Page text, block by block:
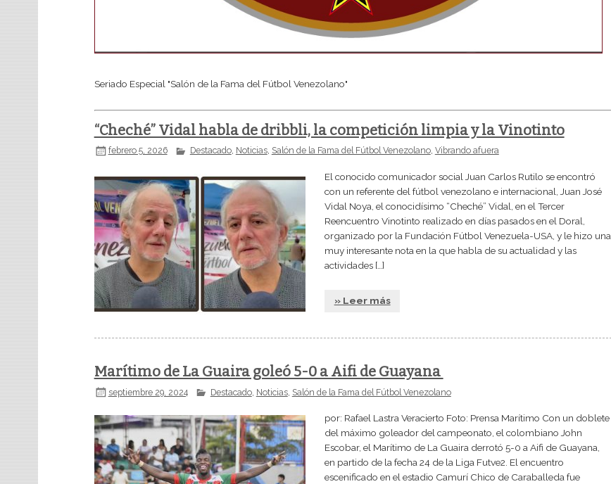
Seriado Especial "Salón de la Fama del Fútbol Venezolano"
“Cheché” Vidal habla de dribbli, la competición limpia y la Vinotinto
febrero 5, 2026 Destacado, Noticias, Salón de la Fama del Fútbol Venezolano, Vibrando afuera
El conocido comunicador social Juan Carlos Rutilo se encontró
con un referente del fútbol venezolano e internacional, Juan José
Vidal Noya, el conocidísimo “Cheché” Vidal, en el Tercer
Reencuentro Vinotinto realizado en días pasados en el Doral,
organizado por la Fundación Fútbol Venezuela-USA, y le hizo una
muy interesante nota en la que habla de su actualidad y las
actividades […]
» Leer más
Marítimo de La Guaira goleó 5-0 a Aifi de Guayana
septiembre 29, 2024 Destacado, Noticias, Salón de la Fama del Fútbol Venezolano
por: Rafael Lastra Veracierto Foto: Prensa Marítimo Con un doblete
del máximo goleador del campeonato, el colombiano John
Escobar, el Marítimo de La Guaira derrotó 5-0 a Aifi de Guayana,
en partido de la fecha 24 de la Liga Futve2. El encuentro
escenificado en el estadio Camurí Chico de Caraballeda fue